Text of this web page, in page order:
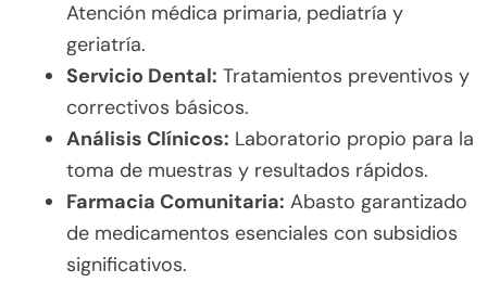
Atención médica primaria, pediatría y
geriatría.
Servicio Dental: Tratamientos preventivos y
correctivos básicos.
Análisis Clínicos: Laboratorio propio para la
toma de muestras y resultados rápidos.
Farmacia Comunitaria: Abasto garantizado
de medicamentos esenciales con subsidios
significativos.